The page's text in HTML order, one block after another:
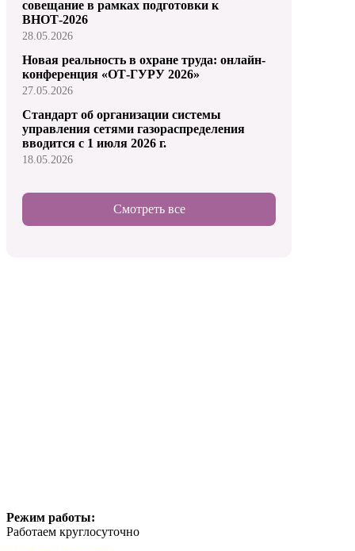
совещание в рамках подготовки к
ВНОТ-2026
28.05.2026
Новая реальность в охране труда: онлайн-
конференция «ОТ-ГУРУ 2026»
27.05.2026
Стандарт об организации системы
управления сетями газораспределения
вводится с 1 июля 2026 г.
18.05.2026
Смотреть все
Режим работы:
Работаем круглосуточно